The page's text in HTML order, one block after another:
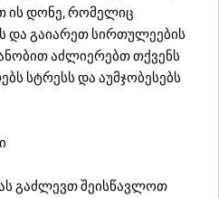
ის დონე, რომელიც
და გაიარეთ სირთულეების
აძლიერებთ თქვენს
სტრესს და აუმჯობესებს
გაძლევთ შეისწავლოთ